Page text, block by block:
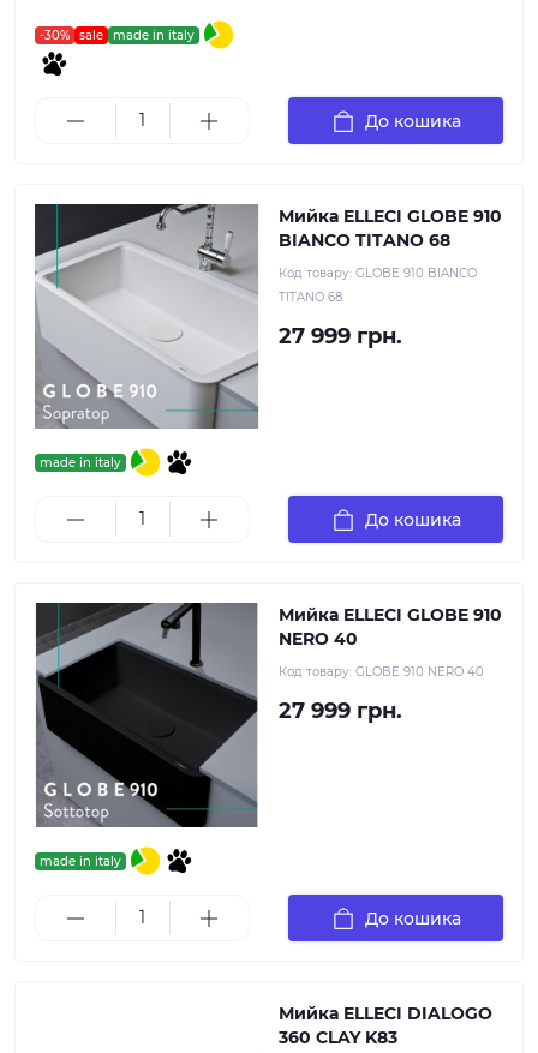
-30% sale made in italy
До кошика
made in italy
Мийка ELLECI GLOBE 910
BIANCO TITANO 68
Код товару: GLOBE 910 BIANCO
TITANO 68
27 999 грн.
До кошика
made in italy
Мийка ELLECI GLOBE 910
NERO 40
Код товару: GLOBE 910 NERO 40
27 999 грн.
До кошика
Мийка ELLECI DIALOGO
360 CLAY K83